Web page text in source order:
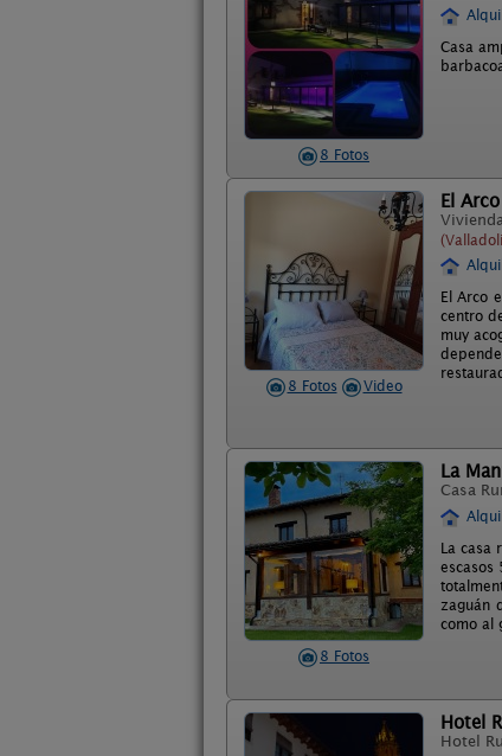
8 Fotos
Casa
8 Fotos Video
El Arco
El Arco
centro
muy
8 Fotos
La
Casa
La casa
escasos
zaguán
como al
Hotel
Hotel